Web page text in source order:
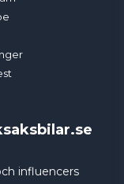
influencers